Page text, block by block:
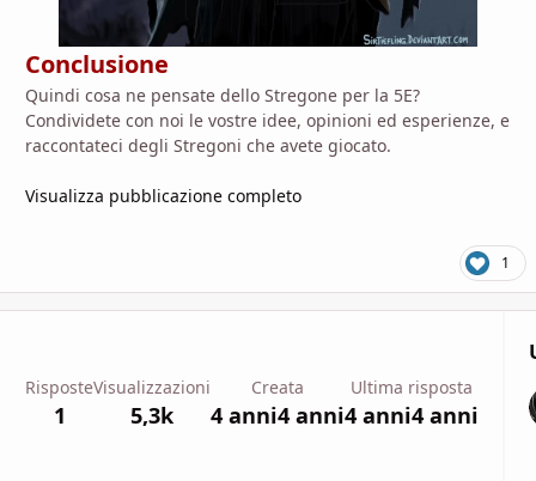
Conclusione
Quindi cosa ne pensate dello Stregone per la 5E?
Condividete con noi le vostre idee, opinioni ed esperienze, e
raccontateci degli Stregoni che avete giocato.
Visualizza pubblicazione completo
1
Risposte
1
Visualizzazioni
5,3k
Creata
4 anni4 anni
Ultima risposta
4 anni4 anni